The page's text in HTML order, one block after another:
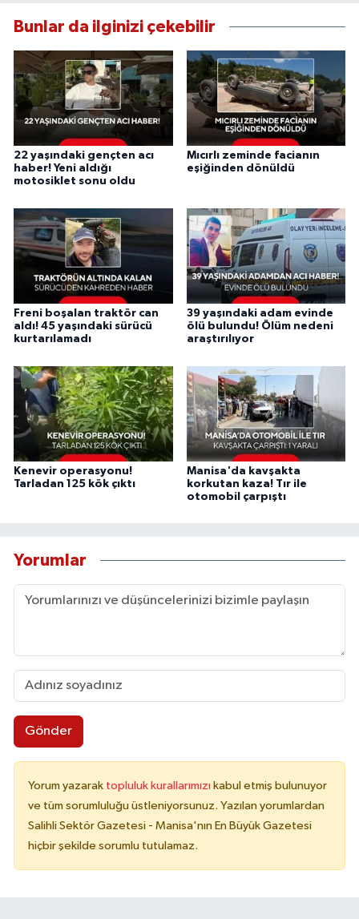
Bunlar da ilginizi çekebilir
22 yaşındaki gençten acı
haber! Yeni aldığı
motosiklet sonu oldu
Mıcırlı zeminde facianın
eşiğinden dönüldü
Freni boşalan traktör can
aldı! 45 yaşındaki sürücü
kurtarılamadı
39 yaşındaki adam evinde
ölü bulundu! Ölüm nedeni
araştırılıyor
Kenevir operasyonu!
Tarladan 125 kök çıktı
Manisa'da kavşakta
korkutan kaza! Tır ile
otomobil çarpıştı
Yorumlar
Gönder
Yorum yazarak topluluk kurallarımızı kabul etmiş bulunuyor
ve tüm sorumluluğu üstleniyorsunuz. Yazılan yorumlardan
Salihli Sektör Gazetesi - Manisa'nın En Büyük Gazetesi
hiçbir şekilde sorumlu tutulamaz.